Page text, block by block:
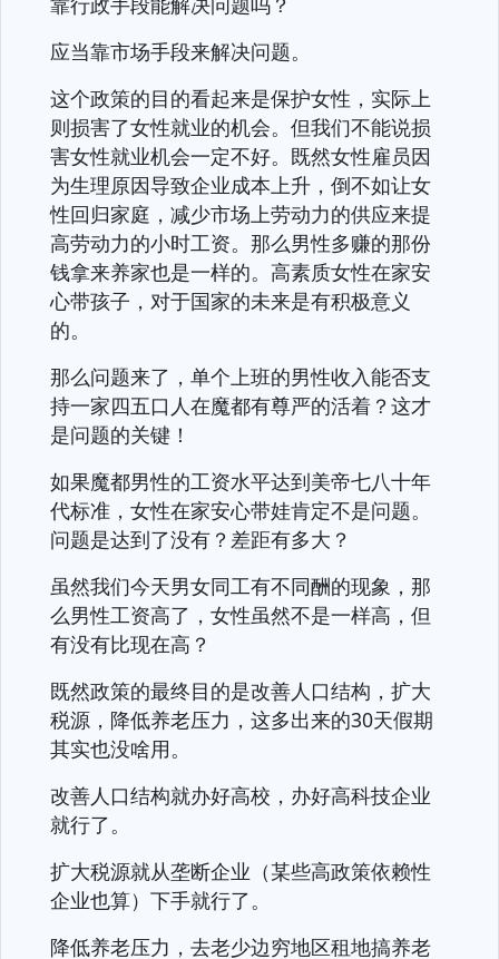
应当靠市场手段来解决问题。
这个政策的目的看起来是保护女性，实际上
则损害了女性就业的机会。但我们不能说损
害女性就业机会一定不好。既然女性雇员因
为生理原因导致企业成本上升，倒不如让女
性回归家庭，减少市场上劳动力的供应来提
高劳动力的小时工资。那么男性多赚的那份
钱拿来养家也是一样的。高素质女性在家安
心带孩子，对于国家的未来是有积极意义
的。
那么问题来了，单个上班的男性收入能否支
持一家四五口人在魔都有尊严的活着？这才
是问题的关键！
如果魔都男性的工资水平达到美帝七八十年
代标准，女性在家安心带娃肯定不是问题。
问题是达到了没有？差距有多大？
虽然我们今天男女同工有不同酬的现象，那
么男性工资高了，女性虽然不是一样高，但
有没有比现在高？
既然政策的最终目的是改善人口结构，扩大
税源，降低养老压力，这多出来的30天假期
其实也没啥用。
改善人口结构就办好高校，办好高科技企业
就行了。
扩大税源就从垄断企业（某些高政策依赖性
企业也算）下手就行了。
降低养老压力，去老少边穷地区租地搞养老